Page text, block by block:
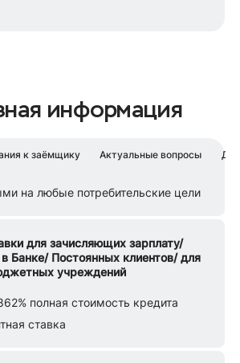
информация
к заёмщику Актуальные вопросы
на любые потребительские цели
для зачисляющих зарплату/
Банке/ Постоянных клиентов/ для
учреждений
полная стоимость кредита
ставка